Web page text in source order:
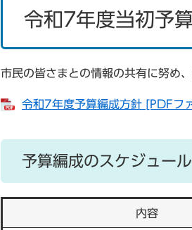
令和7年度当初予
市民の皆さまとの情報の共有に努め
令和7年度予算編成方針 [PDFフ
予算編成のスケジュール
内容